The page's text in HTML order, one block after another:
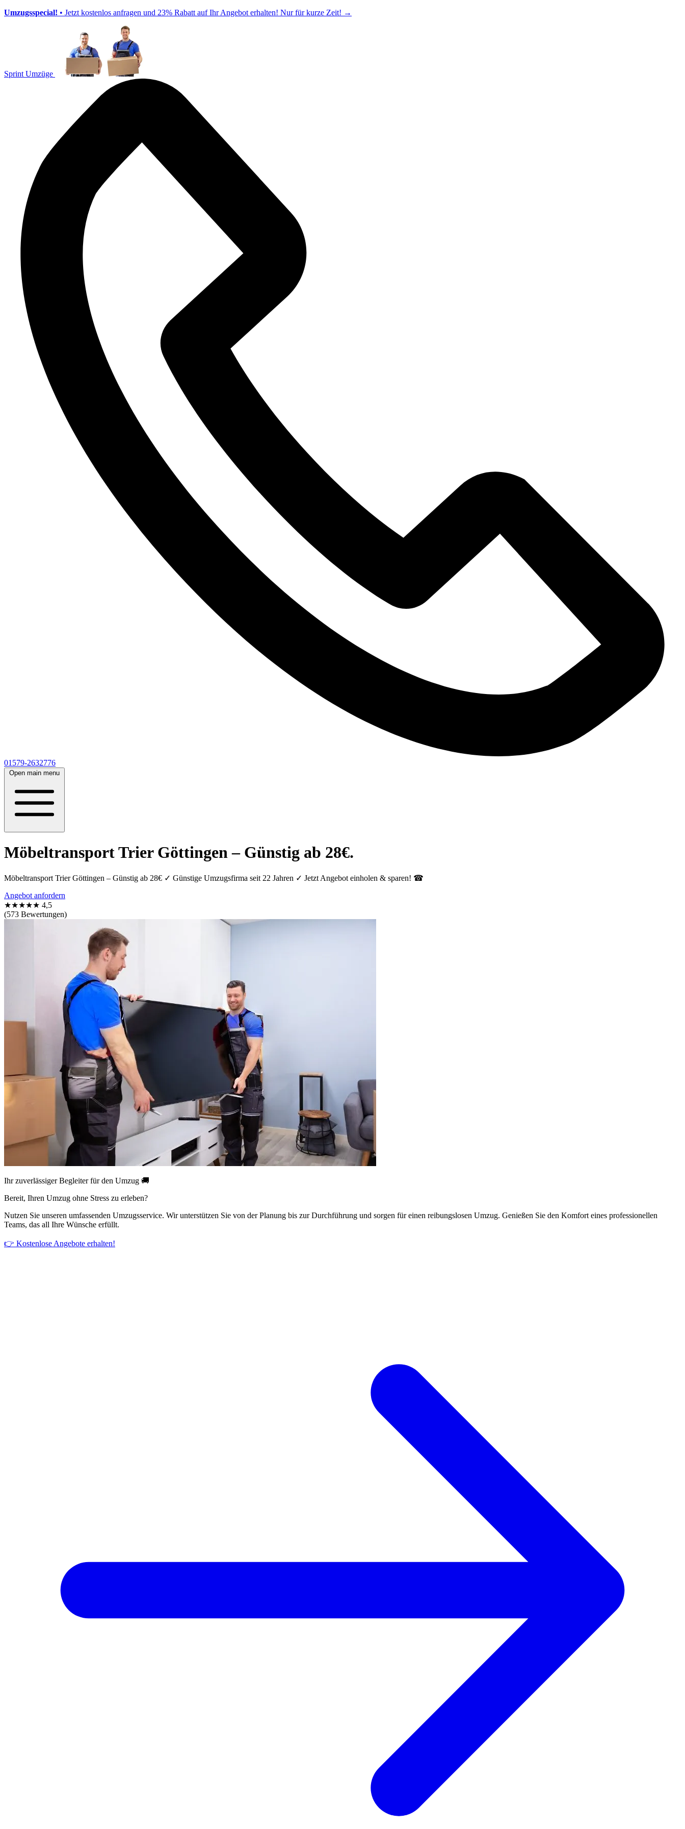
Umzugsspecial! • Jetzt kostenlos anfragen und 23% Rabatt auf Ihr Angebot erhalten! Nur für kurze Zeit! →
Sprint Umzüge
01579-2632776
Open main menu
Möbeltransport Trier Göttingen – Günstig ab 28€.
Möbeltransport Trier Göttingen – Günstig ab 28€ ✓ Günstige Umzugsfirma seit 22 Jahren ✓ Jetzt Angebot einholen & sparen! ☎
Angebot anfordern
★★★★★ 4,5
(573 Bewertungen)
Ihr zuverlässiger Begleiter für den Umzug 🚚
Bereit, Ihren Umzug ohne Stress zu erleben?
Nutzen Sie unseren umfassenden Umzugsservice. Wir unterstützen Sie von der Planung bis zur Durchführung und sorgen für einen reibungslosen Umzug. Genießen Sie den Komfort eines professionellen
Teams, das all Ihre Wünsche erfüllt.
👉 Kostenlose Angebote erhalten!